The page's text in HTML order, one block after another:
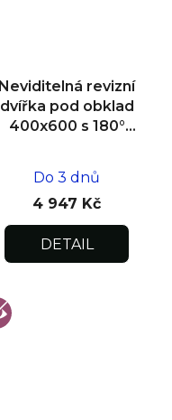
Neviditelná revizní
dvířka pod obklad
400x600 s 180°
Do 3 dnů
4 947 Kč
DETAIL